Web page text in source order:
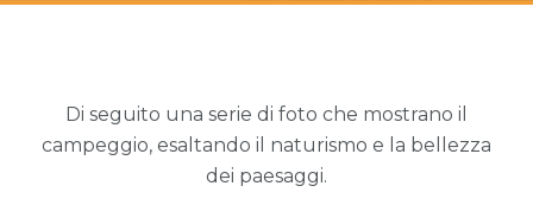
Di seguito una serie di foto che mostrano il
campeggio, esaltando il naturismo e la bellezza
dei paesaggi.